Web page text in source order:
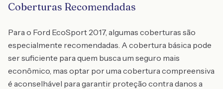
Coberturas Recomendadas
Para o Ford EcoSport 2017, algumas coberturas são
especialmente recomendadas. A cobertura básica pode
ser suficiente para quem busca um seguro mais
econômico, mas optar por uma cobertura compreensiva
é aconselhável para garantir proteção contra danos a